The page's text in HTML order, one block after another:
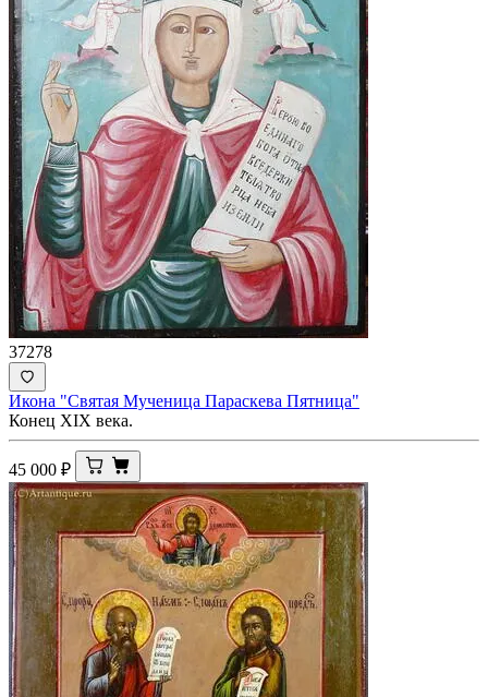
37278
Икона "Святая Мученица Параскева Пятница"
Конец XIX века.
45 000 ₽